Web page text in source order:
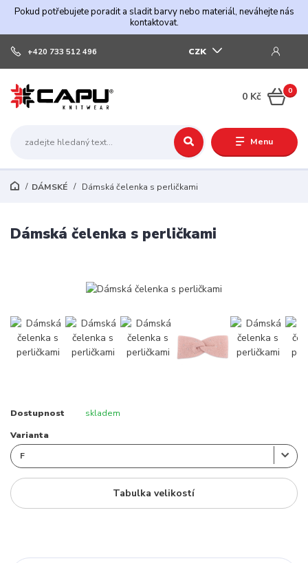
Pokud potřebujete poradit a sladit barvy nebo materiál, neváhejte nás
kontaktovat.
Menu
CZK
+420 733 512 496
0
0 Kč
DÁMSKÉ Dámská čelenka s perličkami
Dámská čelenka s perličkami
Dostupnost skladem
Varianta
Tabulka velikostí